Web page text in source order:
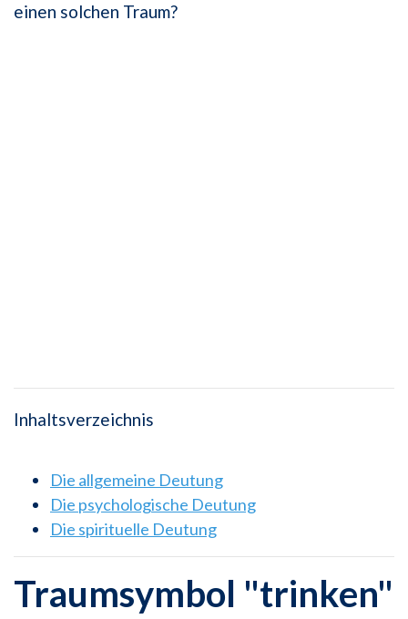
einen solchen Traum?
Inhaltsverzeichnis
Die allgemeine Deutung
Die psychologische Deutung
Die spirituelle Deutung
Traumsymbol "trinken"